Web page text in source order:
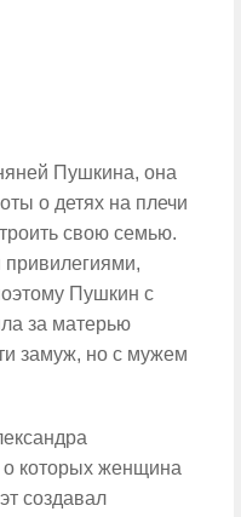
Пушкина, она
о детях на плечи
свою семью.
Пушкин с
за матерью
замуж, но с мужем
о которых женщина
создавал